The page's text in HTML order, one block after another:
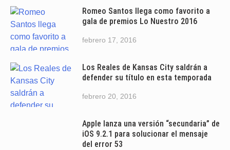
Romeo Santos llega como favorito a
gala de premios Lo Nuestro 2016
febrero 17, 2016
Los Reales de Kansas City saldrán a
defender su título en esta temporada
febrero 20, 2016
Apple lanza una versión “secundaria” de
iOS 9.2.1 para solucionar el mensaje
del error 53